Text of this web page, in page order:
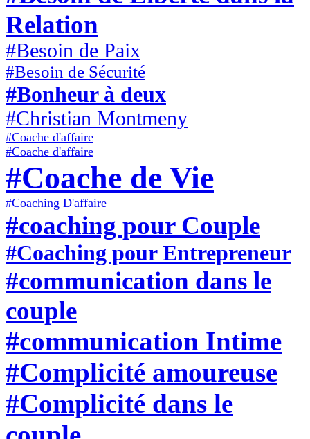
Relation
#Besoin de Paix
#Besoin de Sécurité
#Bonheur à deux
#Christian Montmeny
#Coache d'affaire
#Coache d'affaire
#Coache de Vie
#Coaching D'affaire
#coaching pour Couple
#Coaching pour Entrepreneur
#communication dans le
couple
#communication Intime
#Complicité amoureuse
#Complicité dans le